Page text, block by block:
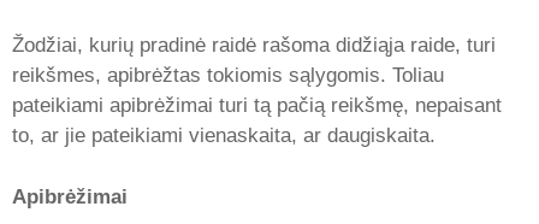
Žodžiai, kurių pradinė raidė rašoma didžiąja raide, turi
reikšmes, apibrėžtas tokiomis sąlygomis. Toliau
pateikiami apibrėžimai turi tą pačią reikšmę, nepaisant
to, ar jie pateikiami vienaskaita, ar daugiskaita.
Apibrėžimai